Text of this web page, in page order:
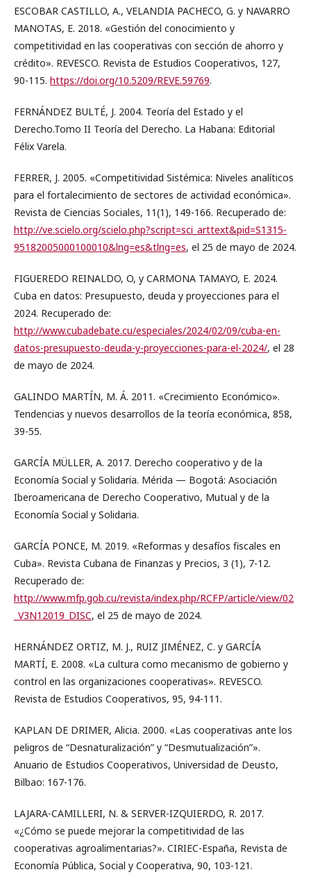
ESCOBAR CASTILLO, A., VELANDIA PACHECO, G. y NAVARRO
MANOTAS, E. 2018. «Gestión del conocimiento y
competitividad en las cooperativas con sección de ahorro y
crédito». REVESCO. Revista de Estudios Cooperativos, 127,
90-115. https://doi.org/10.5209/REVE.59769.
FERNÁNDEZ BULTÉ, J. 2004. Teoría del Estado y el
Derecho.Tomo II Teoría del Derecho. La Habana: Editorial
Félix Varela.
FERRER, J. 2005. «Competitividad Sistémica: Niveles analíticos
para el fortalecimiento de sectores de actividad económica».
Revista de Ciencias Sociales, 11(1), 149-166. Recuperado de:
http://ve.scielo.org/scielo.php?script=sci_arttext&pid=S1315-
95182005000100010&lng=es&tlng=es, el 25 de mayo de 2024.
FIGUEREDO REINALDO, O, y CARMONA TAMAYO, E. 2024.
Cuba en datos: Presupuesto, deuda y proyecciones para el
2024. Recuperado de:
http://www.cubadebate.cu/especiales/2024/02/09/cuba-en-
datos-presupuesto-deuda-y-proyecciones-para-el-2024/, el 28
de mayo de 2024.
GALINDO MARTÍN, M. Á. 2011. «Crecimiento Económico».
Tendencias y nuevos desarrollos de la teoría económica, 858,
39-55.
GARCÍA MÜLLER, A. 2017. Derecho cooperativo y de la
Economía Social y Solidaria. Mérida — Bogotá: Asociación
Iberoamericana de Derecho Cooperativo, Mutual y de la
Economía Social y Solidaria.
GARCÍA PONCE, M. 2019. «Reformas y desafíos fiscales en
Cuba». Revista Cubana de Finanzas y Precios, 3 (1), 7-12.
Recuperado de:
http://www.mfp.gob.cu/revista/index.php/RCFP/article/view/02
_V3N12019_DISC, el 25 de mayo de 2024.
HERNÁNDEZ ORTIZ, M. J., RUIZ JIMÉNEZ, C. y GARCÍA
MARTÍ, E. 2008. «La cultura como mecanismo de gobierno y
control en las organizaciones cooperativas». REVESCO.
Revista de Estudios Cooperativos, 95, 94-111.
KAPLAN DE DRIMER, Alicia. 2000. «Las cooperativas ante los
peligros de “Desnaturalización” y “Desmutualización”».
Anuario de Estudios Cooperativos, Universidad de Deusto,
Bilbao: 167-176.
LAJARA-CAMILLERI, N. & SERVER-IZQUIERDO, R. 2017.
«¿Cómo se puede mejorar la competitividad de las
cooperativas agroalimentarias?». CIRIEC-España, Revista de
Economía Pública, Social y Cooperativa, 90, 103-121.